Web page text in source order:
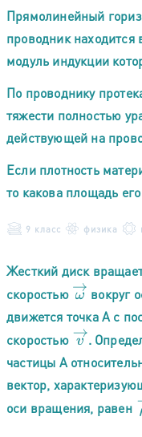
Прямолинейный
проводник
модуль индукции
По проводнику
тяжести полностью
действующей на
Если плотность
то какова площадь
9 класс физика
Жесткий диск
скоростью ω→вокруг
движется точка А с
скоростью v→.
частицы А
вектор,
оси вращения, равен ρ